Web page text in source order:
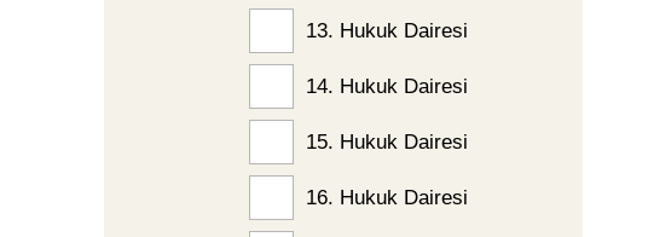
13. Hukuk Dairesi
14. Hukuk Dairesi
15. Hukuk Dairesi
16. Hukuk Dairesi